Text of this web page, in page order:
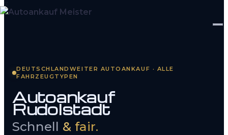
So funktioniert’s
Kontakt
DEUTSCHLANDWEITER AUTOANKAUF · ALLE
FAHRZEUGTYPEN
Autoankauf
Rudolstadt
Schnell & fair.